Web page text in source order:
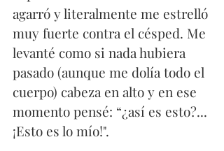
agarró y literalmente me estrelló
muy fuerte contra el césped. Me
levanté como si nada hubiera
pasado (aunque me dolía todo el
cuerpo) cabeza en alto y en ese
momento pensé: “¿así es esto?...
¡Esto es lo mío!".